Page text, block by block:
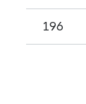
196